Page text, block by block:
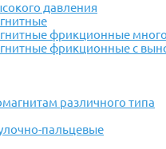
давления
фрикционные
фрикционные с
различного типа
пальцевые